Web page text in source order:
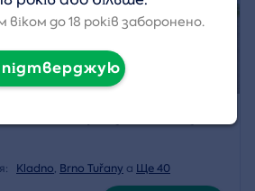
Kladno, Brno Tuřany a Ще 40
до 18 років заборонено.